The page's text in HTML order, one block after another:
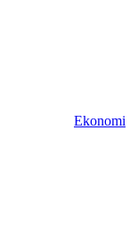
Ekonomi